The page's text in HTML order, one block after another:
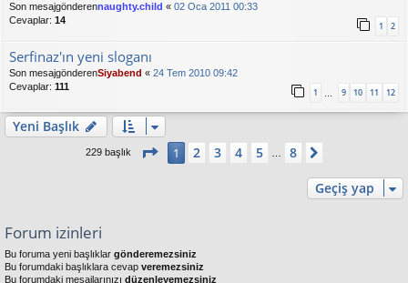
Son mesajgönderennaughty.child « 02 Oca 2011 00:33
Cevaplar: 14 1 2
Serfinaz'ın yeni sloganı
Son mesajgönderenSiyabend « 24 Tem 2010 09:42
Cevaplar: 111 1 … 9 10 11 12
Yeni Başlık
229 başlık 1 . sayfa (Toplam8 sayfa)
1 2 3 4 5 8
Geçiş yap
Forum izinleri
Bu foruma yeni başlıklar gönderemezsiniz
Bu forumdaki başlıklara cevap veremezsiniz
Bu forumdaki mesajlarınızı düzenleyemezsiniz